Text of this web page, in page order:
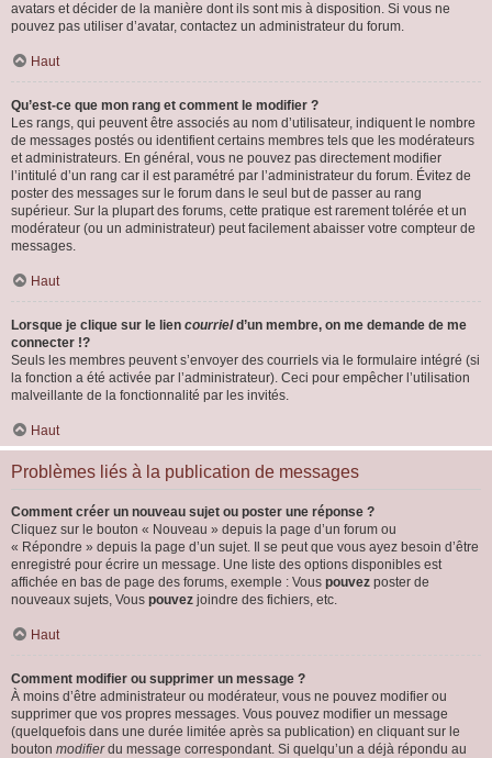
avatars et décider de la manière dont ils sont mis à disposition. Si vous ne
pouvez pas utiliser d’avatar, contactez un administrateur du forum.
Haut
Qu’est-ce que mon rang et comment le modifier ?
Les rangs, qui peuvent être associés au nom d’utilisateur, indiquent le nombre
de messages postés ou identifient certains membres tels que les modérateurs
et administrateurs. En général, vous ne pouvez pas directement modifier
l’intitulé d’un rang car il est paramétré par l’administrateur du forum. Évitez de
poster des messages sur le forum dans le seul but de passer au rang
supérieur. Sur la plupart des forums, cette pratique est rarement tolérée et un
modérateur (ou un administrateur) peut facilement abaisser votre compteur de
messages.
Haut
Lorsque je clique sur le lien courrield’un membre, on me demande de me
connecter !?
Seuls les membres peuvent s’envoyer des courriels via le formulaire intégré (si
la fonction a été activée par l’administrateur). Ceci pour empêcher l’utilisation
malveillante de la fonctionnalité par les invités.
Haut
Problèmes liés à la publication de messages
Comment créer un nouveau sujet ou poster une réponse ?
Cliquez sur le bouton « Nouveau » depuis la page d’un forum ou
« Répondre » depuis la page d’un sujet. Il se peut que vous ayez besoin d’être
enregistré pour écrire un message. Une liste des options disponibles est
affichée en bas de page des forums, exemple : Vous pouvez poster de
nouveaux sujets, Vous pouvez joindre des fichiers, etc.
Haut
Comment modifier ou supprimer un message ?
À moins d’être administrateur ou modérateur, vous ne pouvez modifier ou
supprimer que vos propres messages. Vous pouvez modifier un message
(quelquefois dans une durée limitée après sa publication) en cliquant sur le
bouton modifierdu message correspondant. Si quelqu’un a déjà répondu au